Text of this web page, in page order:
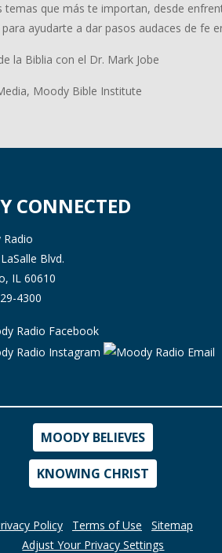
temas que más te importan, desde
para ayudarte a dar pasos audaces de fe
la Biblia con el Dr. Mark Jobe
Moody Bible Institute
CONNECTED
Blvd.
IL 60610
4300
MOODY BELIEVES
KNOWING CHRIST
Policy Terms of Use
Sitemap
Adjust Your Privacy Settings